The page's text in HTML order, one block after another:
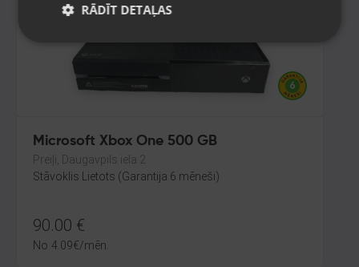
Microsoft Xbox One 500 GB
Preiļi, Daugavpils iela 2
Stāvoklis Lietots (Garantija 6 mēneši)
90.00 €
No 4.09€/mēn.
RĀDĪT DETAĻAS